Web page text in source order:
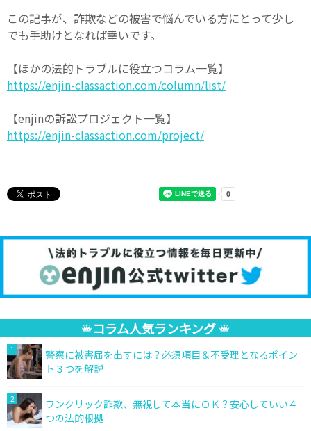
この記事が、詐欺などの被害で悩んでいる方にとって少し
でも手助けとなれば幸いです。
【ほかの法的トラブルに役立つコラム一覧】
https://enjin-classaction.com/column/list/
【enjinの訴訟プロジェクト一覧】
https://enjin-classaction.com/project/
コラム人気ランキング
1
警察に被害届を出すには？必須項目＆不受理となるポイン
ト３つを解説
2
ワンクリック詐欺、無視して本当にＯＫ？安心していい４
つの法的根拠